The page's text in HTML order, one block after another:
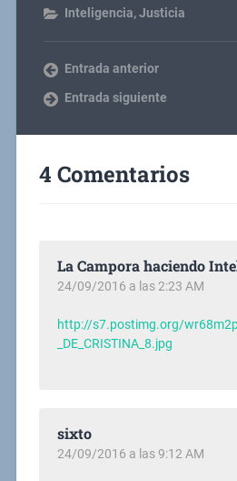
Inteligencia,Justicia
Entrada anterior
Entrada siguiente
4 Comentarios
La Campora haciendo
24/09/2016 a las 2:23 AM
http://s7.postimg.org/
_DE_CRISTINA_8.jpg
sixto
24/09/2016 a las 9:12 AM